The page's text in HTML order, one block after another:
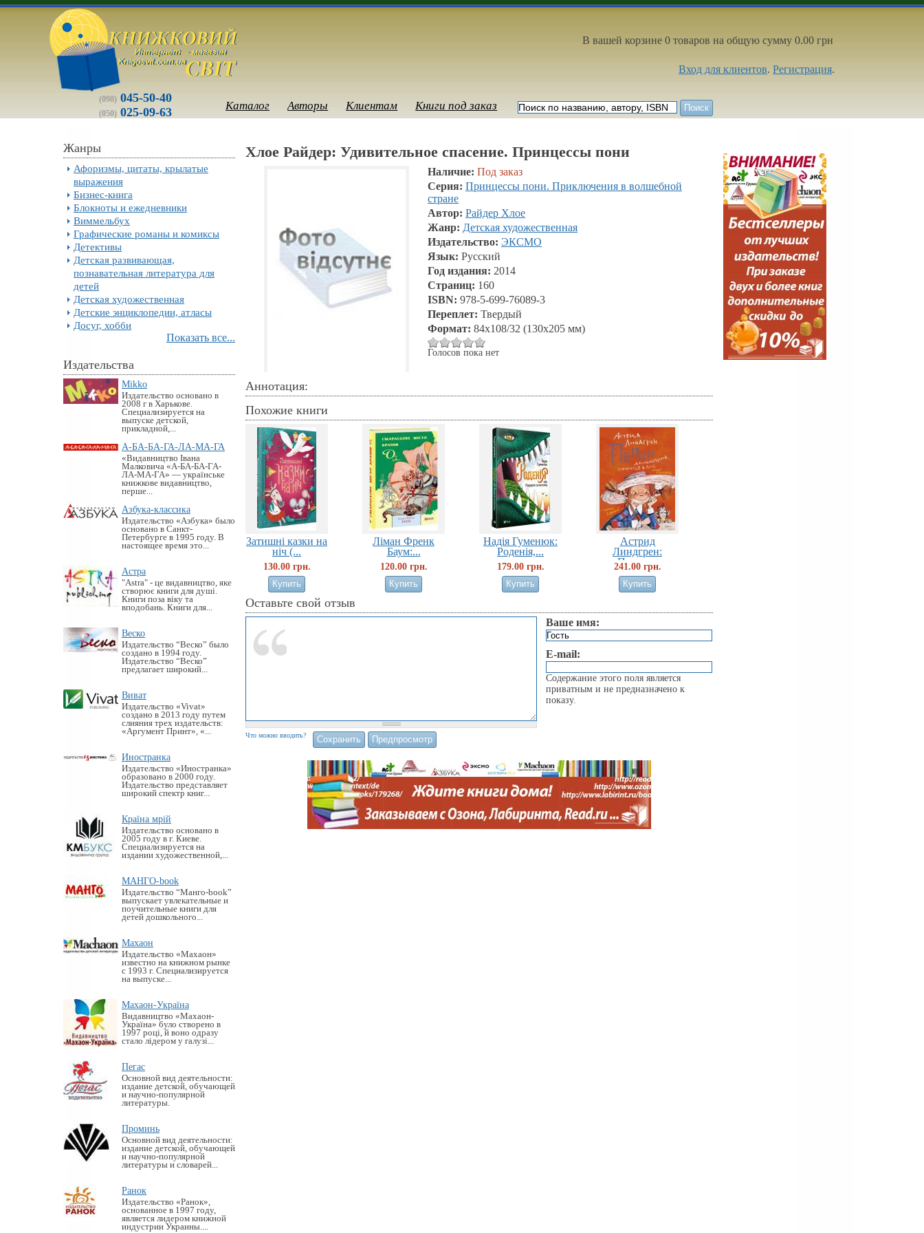
Вход для клиентов. Регистрация.
(098) 045-50-40
(050) 025-09-63
В вашей корзине 0 товаров на общую сумму 0.00 грн
Каталог Авторы Клиентам Книги под заказ
Жанры
Афоризмы, цитаты, крылатые
выражения
Бизнес-книга
Блокноты и ежедневники
Виммельбух
Графические романы и комиксы
Детективы
Детская развивающая,
познавательная литература для
детей
Детская художественная
Детские энциклопедии, атласы
Досуг, хобби
Показать все...
Издательства
Mikko
Издательство основано в
2008 г в Харькове.
Специализируется на
выпуске детской,
прикладной,...
А-БА-БА-ГА-ЛА-МА-ГА
«Видавництво Івана
Малковича «А-БА-БА-ГА-
ЛА-МА-ГА» — українське
книжкове видавництво,
перше...
Азбука-классика
Издательство «Азбука» было
основано в Санкт-
Петербурге в 1995 году. В
настоящее время это...
Астра
"Astra" - це видавництво, яке
створює книги для душі.
Книги поза віку та
вподобань. Книги для...
Веско
Издательство “Веско” было
создано в 1994 году.
Издательство “Веско”
предлагает широкий...
Виват
Издательство «Vivat»
создано в 2013 году путем
слияния трех издательств:
«Аргумент Принт», «...
Иностранка
Издательство «Иностранка»
образовано в 2000 году.
Издательство представляет
широкий спектр книг...
Країна мрій
Издательство основано в
2005 году в г. Киеве.
Специализируется на
издании художественной,...
МАНГО-book
Издательство “Манго-book”
выпускает увлекательные и
поучительные книги для
детей дошкольного...
Махаон
Издательство «Махаон»
известно на книжном рынке
с 1993 г. Специализируется
на выпуске...
Махаон-Україна
Видавництво «Махаон-
Україна» було створено в
1997 році, й воно одразу
стало лідером у галузі...
Пегас
Основной вид деятельности:
издание детской, обучающей
и научно-популярной
литературы.
Проминь
Основной вид деятельности:
издание детской, обучающей
и научно-популярной
литературы и словарей...
Ранок
Издательство «Ранок»,
основанное в 1997 году,
является лидером книжной
индустрии Украины....
Хлое Райдер: Удивительное спасение. Принцессы пони
Наличие: Под заказ
Серия: Принцессы пони. Приключения в волшебной
стране
Автор: Райдер Хлое
Жанр: Детская художественная
Издательство: ЭКСМО
Язык: Русский
Год издания: 2014
Страниц: 160
ISBN: 978-5-699-76089-3
Переплет: Твердый
Формат: 84x108/32 (130х205 мм)
Голосов пока нет
Аннотация:
Похожие книги
Затишнi казки на
нiч (...
130.00 грн.
Ліман Френк
Баум:...
120.00 грн.
Надія Гуменюк:
Роденія,...
179.00 грн.
Астрид
Линдгрен:
Пеппи...
241.00 грн.
Оставьте свой отзыв
Ваше имя:
E-mail:
Содержание этого поля является
приватным и не предназначено к
показу.
Что можно вводить?